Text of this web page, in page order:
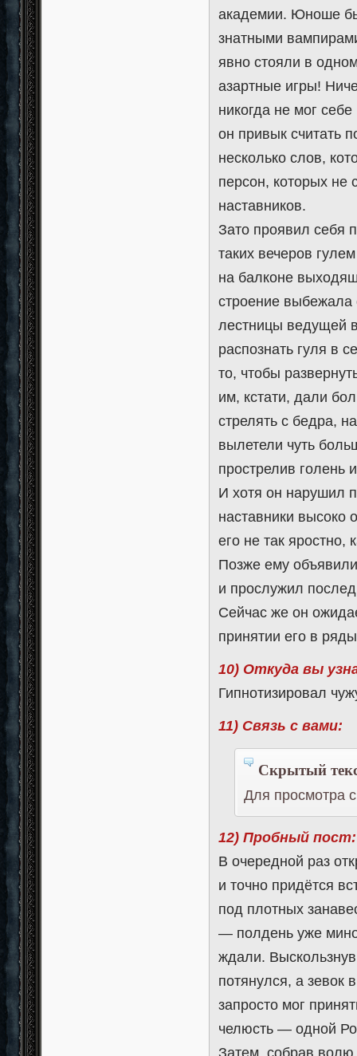
академии. Юноше
знатными
явно стояли в
азартные игры!
никогда не мог
он привык считать
несколько слов,
персон, которых не
наставников.
Зато проявил себя
таких вечеров
на балконе
строение выбежала
лестницы ведущей
распознать гуля в
то, чтобы
им, кстати, дали
стрелять с бедра,
вылетели чуть
прострелив голень
И хотя он нарушил
наставники высоко
его не так яростно,
Позже ему
и прослужил
Сейчас же он
принятии его в
10) Откуда вы
Гипнотизировал
11) Связь с вами:
Скрытый
Для просмотра
12) Пробный пост:
В очередной раз
и точно придётся
под плотных
— полдень уже
ждали.
потянулся, а зевок
запросто мог
челюсть — одной
Затем, собрав